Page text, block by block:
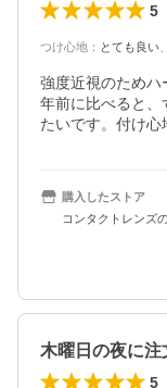
5
つけ心地 ： とても良い
強度近視のためハ
年前に比べると、
たいです。付け心
購入したストア
コンタクトレンズ
5